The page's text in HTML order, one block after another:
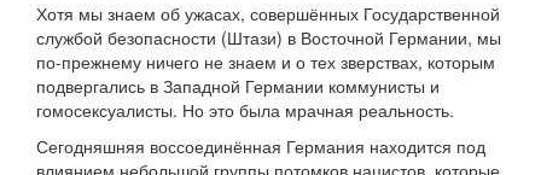
Хотя мы знаем об ужасах, совершённых Государственной
службой безопасности (Штази) в Восточной Германии, мы
по-прежнему ничего не знаем и о тех зверствах, которым
подвергались в Западной Германии коммунисты и
гомосексуалисты. Но это была мрачная реальность.
Сегодняшняя воссоединённая Германия находится под